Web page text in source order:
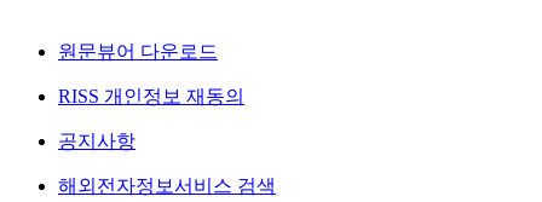
원문뷰어 다운로드
RISS 개인정보 재동의
공지사항
해외전자정보서비스 검색